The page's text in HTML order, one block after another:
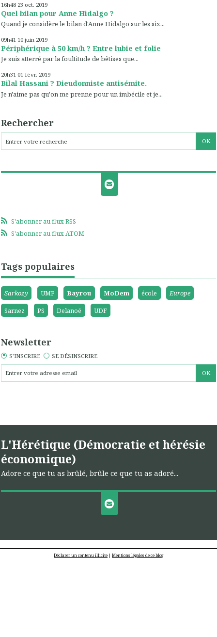
16h48 23 oct. 2019
Quel bilan pour Anne Hidalgo ?
Quand je considère le bilan d'Anne Hidalgo sur les six...
09h41 10 juin 2019
Périphérique à 50 km/h ? Entre lubie et folie
Je suis atterré par la foultitude de bêtises que...
20h31 01 févr. 2019
Bilal Hassani ? Dieudonniste antisémite.
Je n'aime pas qu'on me prenne pour un imbécile et je...
Rechercher
S'abonner au flux RSS
S'abonner au flux ATOM
Tags populaires
Sarkozy UMP Bayrou MoDem école
Europe
Sarnez
PS Delanoë UDF
Newsletter
S'INSCRIRE SE DÉSINSCRIRE
L'Hérétique (Démocratie et hérésie
économique)
Adore ce que tu as brûlé, brûle ce que tu as adoré...
Déclarer un contenu illicite | Mentions légales de ce blog